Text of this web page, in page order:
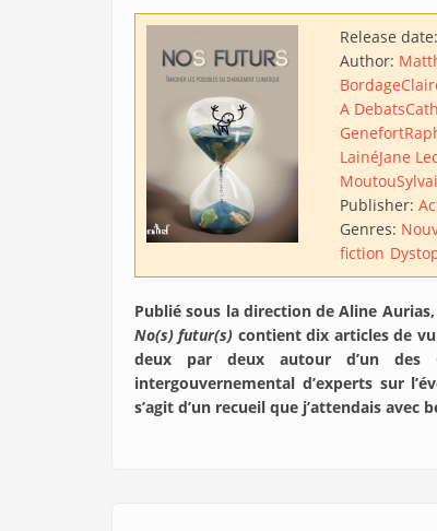
Release date:
Author:
Bordage
A Debats
Genefort
LainéJane
Moutou
Publisher:
Genres:
fiction
Publié sous la direction de Aline
No(s) futur(s) contient dix articles de
deux par deux autour d’un des
intergouvernemental d’experts sur
s’agit d’un recueil que j’attendais avec